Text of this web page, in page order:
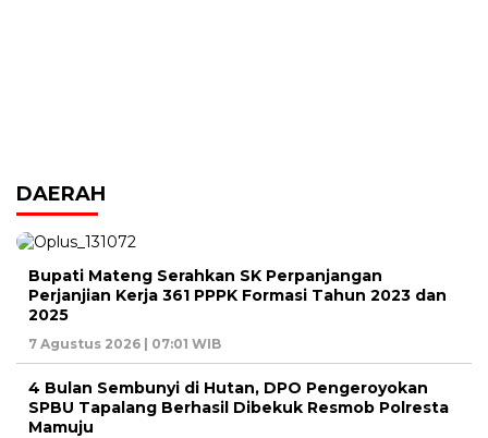
DAERAH
Bupati Mateng Serahkan SK Perpanjangan
Perjanjian Kerja 361 PPPK Formasi Tahun 2023 dan
2025
7 Agustus 2026 | 07:01 WIB
4 Bulan Sembunyi di Hutan, DPO Pengeroyokan
SPBU Tapalang Berhasil Dibekuk Resmob Polresta
Mamuju